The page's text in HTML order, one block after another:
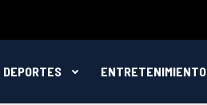
DEPORTES ENTRETENIMIENTO